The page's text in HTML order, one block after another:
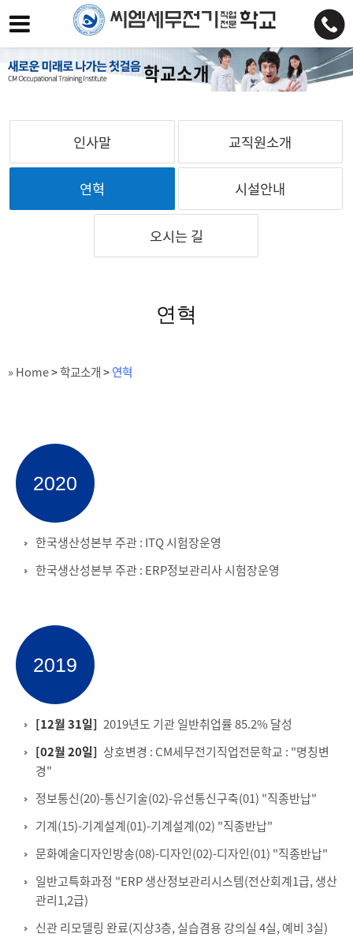
학교소개
인사말 교직원소개
연혁 시설안내
오시는 길
연혁
» Home>학교소개>연혁
2020
한국생산성본부 주관 : ITQ 시험장운영
한국생산성본부 주관 : ERP정보관리사 시험장운영
2019
[12월 31일] 2019년도 기관 일반취업률 85.2% 달성
[02월 20일] 상호변경 : CM세무전기직업전문학교 : "명칭변
경"
정보통신(20)-통신기술(02)-유선통신구축(01) "직종반납"
기계(15)-기계설계(01)-기계설계(02) "직종반납"
문화예술디자인방송(08)-디자인(02)-디자인(01) "직종반납"
일반고특화과정 "ERP 생산정보관리시스템(전산회계1급, 생산
관리1,2급)
신관 리모델링 완료(지상3층, 실습겸용 강의실 4실, 예비 3실)